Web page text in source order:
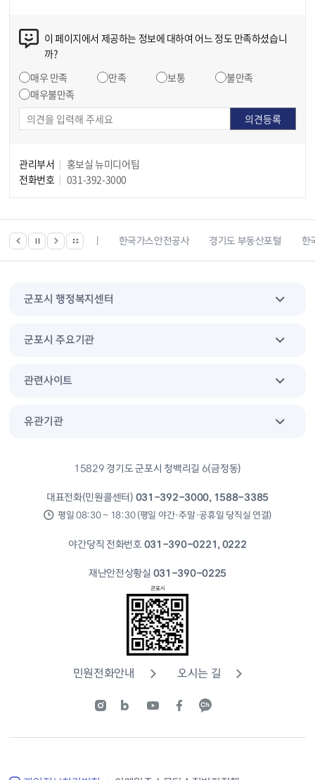
이 페이지에서 제공하는 정보에 대하여 어느 정도 만족하셨습니
까?
매우 만족
만족 보통
불만족
매우불만족
관리부서
홍보실 뉴미디어팀
전화번호
031-392-3000
한국건강관리협회 한국가스안전공사 경기도 부동산포털 한국전
군포시 행정복지센터
군포시 주요기관
관련사이트
유관기관
15829 경기도 군포시 청백리길 6(금정동)
대표전화(민원콜센터) 031-392-3000, 1588-3385
평일 08:30 ~ 18:30 (평일 야간·주말·공휴일 당직실 연결)
야간당직 전화번호031-390-0221, 0222
재난안전상황실 031-390-0225
민원전화안내 오시는 길